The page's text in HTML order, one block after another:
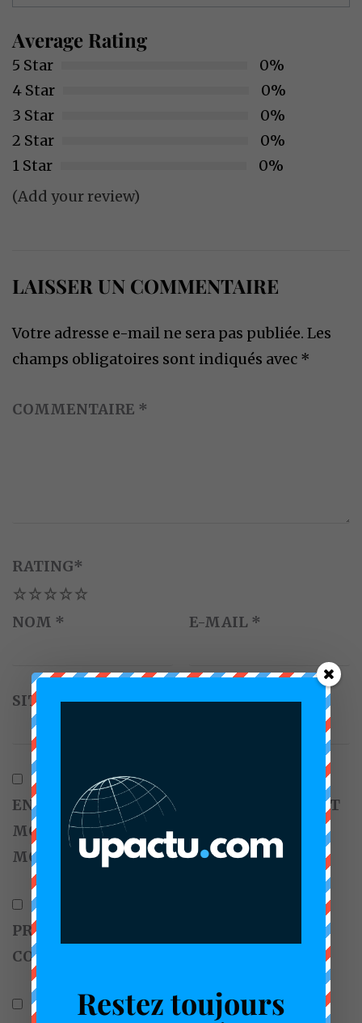
Average Rating
5 Star
0%
4 Star
0%
3 Star
0%
2 Star
0%
1 Star
0%
(Add your review)
LAISSER UN COMMENTAIRE
Votre adresse e-mail ne sera pas publiée. Les
champs obligatoires sont indiqués avec *
COMMENTAIRE *
RATING*
5
4
3
2
NOM * E-MAIL *
SITE WEB
ENREGISTRER MON NOM, MON E-MAIL ET
MON SITE DANS LE NAVIGATEUR POUR
MON PROCHAIN COMMENTAIRE.
PRÉVENEZ-MOI DE TOUS LES NOUVEAUX
COMMENTAIRES PAR E-MAIL.
Restez toujours